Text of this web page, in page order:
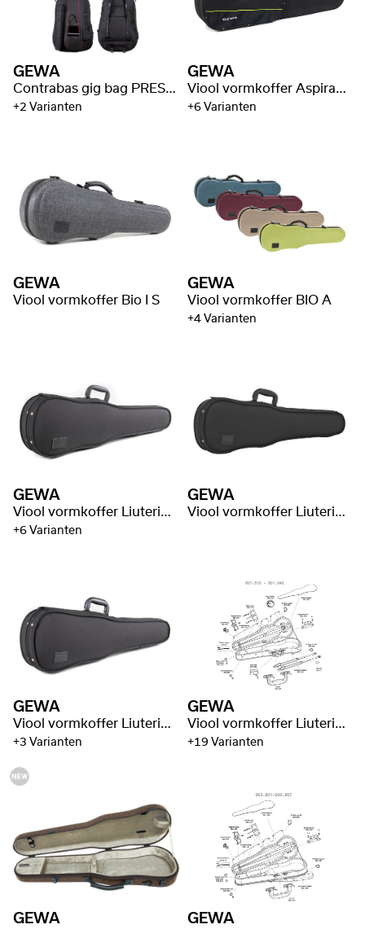
GEWA
Contrabas gig bag PRESTIGE
+2 Varianten
GEWA
Viool vormkoffer Aspirante
+6 Varianten
GEWA
Viool vormkoffer Bio I S
GEWA
Viool vormkoffer BIO A
+4 Varianten
GEWA
Viool vormkoffer Liuteria Concerto
+6 Varianten
GEWA
Viool vormkoffer Liuteria Maestro
GEWA
Viool vormkoffer Liuteria Maestro
+3 Varianten
GEWA
Viool vormkoffer Liuteria Maestro
+19 Varianten
GEWA GEWA